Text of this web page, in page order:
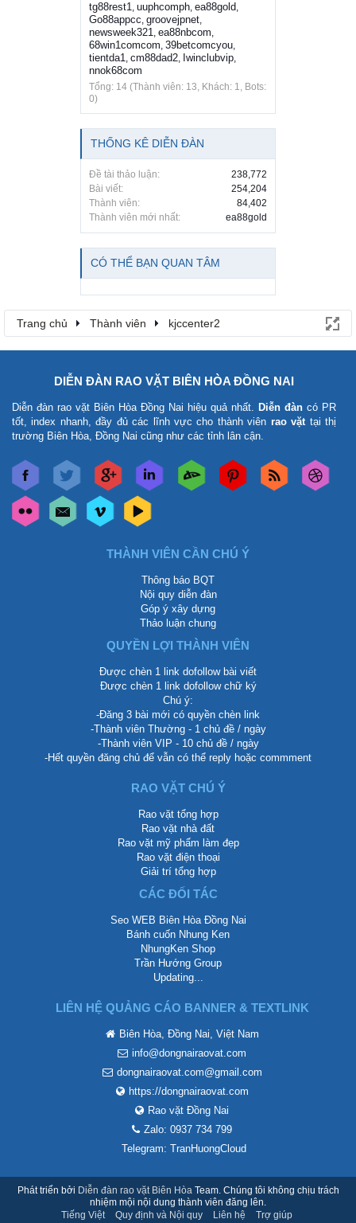
tg88rest1, uuphcomph, ea88gold,
Go88appcc, groovejpnet,
newsweek321, ea88nbcom,
68win1comcom, 39betcomcyou,
tientda1, cm88dad2, Iwinclubvip,
nnok68com
Tổng: 14 (Thành viên: 13, Khách: 1, Bots:
0)
THỐNG KÊ DIỄN ĐÀN
Đề tài thảo luận:
238,772
Bài viết:
254,204
Thành viên:
84,402
Thành viên mới nhất:
ea88gold
CÓ THỂ BẠN QUAN TÂM
Trang chủ Thành viên kjccenter2
DIỄN ĐÀN RAO VẶT BIÊN HÒA ĐỒNG NAI
Diễn đàn rao vặt Biên Hòa Đồng Nai hiệu quả nhất. Diễn đàn có PR
tốt, index nhanh, đầy đủ các lĩnh vực cho thành viên rao vặttại thị
trường Biên Hòa, Đồng Nai cũng như các tỉnh lân cận.
THÀNH VIÊN CẦN CHÚ Ý
Thông báo BQT
Nội quy diễn đàn
Góp ý xây dựng
Thảo luận chung
QUYỀN LỢI THÀNH VIÊN
Được chèn 1 link dofollow bài viết
Được chèn 1 link dofollow chữ ký
Chú ý:
-Đăng 3 bài mới có quyền chèn link
-Thành viên Thường - 1 chủ đề / ngày
-Thành viên VIP - 10 chủ đề / ngày
-Hết quyền đăng chủ để vẫn có thể reply hoặc commment
RAO VẶT CHÚ Ý
Rao vặt tổng hợp
Rao vặt nhà đất
Rao vặt mỹ phẩm làm đẹp
Rao vặt điện thoại
Giải trí tổng hợp
CÁC ĐỐI TÁC
Seo WEB Biên Hòa Đồng Nai
Bánh cuốn Nhung Ken
NhungKen Shop
Trần Hướng Group
Updating...
LIÊN HỆ QUẢNG CÁO BANNER & TEXTLINK
Biên Hòa, Đồng Nai, Việt Nam
info@dongnairaovat.com
dongnairaovat.com@gmail.com
https://dongnairaovat.com
Rao vặt Đồng Nai
Zalo: 0937 734 799
Telegram: TranHuongCloud
Phát triển bởi Diễn đàn rao vặt Biên HòaTeam. Chúng tôi không chịu trách
nhiệm mội nội dung thành viên đăng lên.
Tiếng Việt
Quy định và Nội quy Liên hệ Trợ giúp